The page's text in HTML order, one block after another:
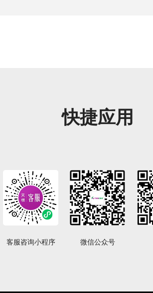
快捷应用
客服咨询小程序 微信公众号